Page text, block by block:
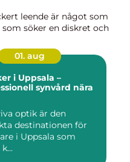
leende är något som
söker en diskret och
01. aug
i Uppsala –
synvård nära
optik är den
destinationen för
i Uppsala som